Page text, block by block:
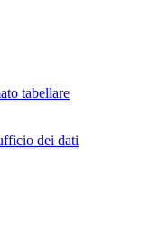
tabellare
dei dati